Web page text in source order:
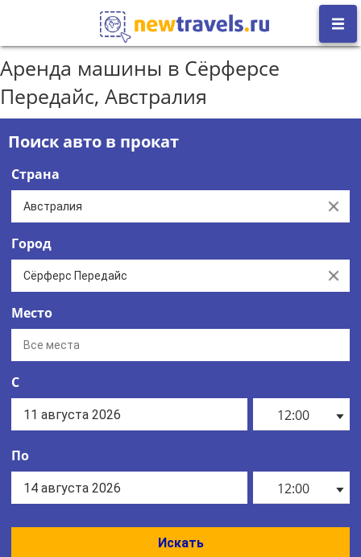
Аренда машины в Сёрферсе
Передайс, Австралия
Поиск авто в прокат
Страна
Clear
Город
Clear
Место
С
12:00
По
12:00
Искать